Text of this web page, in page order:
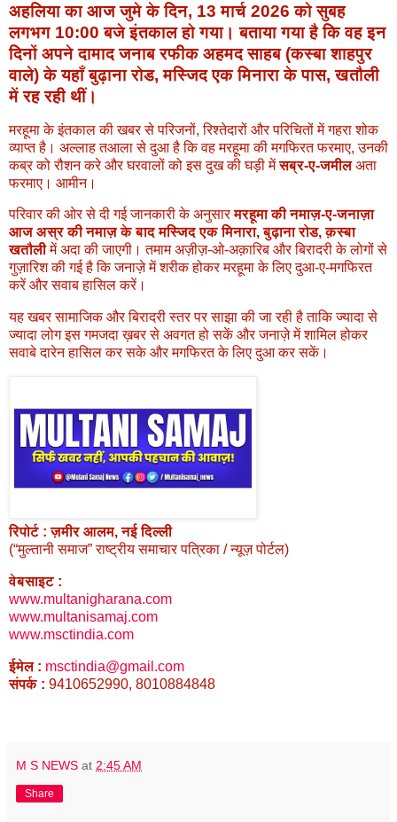
अहलिया का आजजुमे के दिन, 13 मार्च 2026 को सुबह
लगभग 10:00 बजेइंतकाल हो गया। बताया गया है कि वह इन
दिनों अपने दामादजनाब रफीक अहमद साहब (कस्बा शाहपुर
वाले)के यहाँबुढ़ाना रोड, मस्जिद एक मिनारा के पास, खतौली
में रह रही थीं।
मरहूमा के इंतकाल की खबर से परिजनों, रिश्तेदारों और परिचितों में गहरा शोक
व्याप्त है। अल्लाह तआला से दुआ है कि वह मरहूमा की मगफिरत फरमाए, उनकी
कब्र को रौशन करे और घरवालों को इस दुख की घड़ी मेंसब्र-ए-जमीलअता
फरमाए। आमीन।
परिवार की ओर से दी गई जानकारी के अनुसारमरहूमा की नमाज़-ए-जनाज़ा
आज अस्र की नमाज़ के बाद मस्जिद एक मिनारा, बुढ़ाना रोड, क़स्बा
खतौलीमें अदा की जाएगी। तमाम अज़ीज़-ओ-अक़ारिब और बिरादरी के लोगों से
गुज़ारिश की गई है कि जनाज़े में शरीक होकर मरहूमा के लिए दुआ-ए-मगफिरत
करें और सवाब हासिल करें।
यह खबर सामाजिक और बिरादरी स्तर पर साझा की जा रही है ताकि ज्यादा से
ज्यादा लोग इस गमजदा ख़बर से अवगत हो सकें और जनाज़े में शामिल होकर
सवाबे दारेन हासिल कर सके और मगफिरत के लिए दुआ कर सकें।
रिपोर्ट : ज़मीर आलम, नई दिल्ली
(“मुल्तानी समाज” राष्ट्रीय समाचार पत्रिका / न्यूज़ पोर्टल)
वेबसाइट :
www.multanigharana.com
www.multanisamaj.com
www.msctindia.com
ईमेल : msctindia@gmail.com
संपर्क : 9410652990, 8010884848
M S NEWS at 2:45 AM
Share